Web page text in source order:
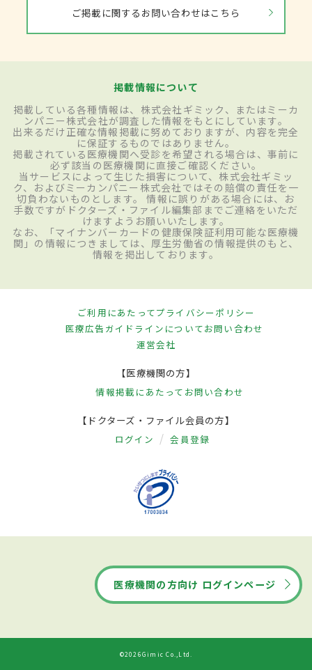
ご掲載に関するお問い合わせはこちら
掲載情報について
掲載している各種情報は、株式会社ギミック、またはミーカ
ンパニー株式会社が調査した情報をもとにしています。
出来るだけ正確な情報掲載に努めておりますが、内容を完全
に保証するものではありません。
掲載されている医療機関へ受診を希望される場合は、事前に
必ず該当の医療機関に直接ご確認ください。
当サービスによって生じた損害について、株式会社ギミッ
ク、およびミーカンパニー株式会社ではその賠償の責任を一
切負わないものとします。 情報に誤りがある場合には、お
手数ですがドクターズ・ファイル編集部までご連絡をいただ
けますようお願いいたします。
なお、「マイナンバーカードの健康保険証利用可能な医療機
関」の情報につきましては、厚生労働省の情報提供のもと、
情報を掲出しております。
ご利用にあたってプライバシーポリシー
医療広告ガイドラインについてお問い合わせ
運営会社
【医療機関の方】
情報掲載にあたって お問い合わせ
【ドクターズ・ファイル会員の方】
ログイン 会員登録
医療機関の方向け ログインページ
©2026Gimic Co.,Ltd.